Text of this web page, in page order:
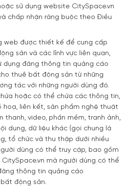
sử dụng website CitySpace.vn
chấp nhận ràng buộc theo Điều
web được thiết kế để cung cấp
sản và các lĩnh vực liên quan,
dụng đăng thông tin quảng cáo
thuê bất động sản từ những
tác với những người dùng đó.
hoặc có thể chứa các thông tin,
hoạ, liên kết, sản phẩm nghệ thuật
thanh, video, phần mềm, tranh ảnh,
dung, dữ liệu khác (gọi chung là
tổ chức và thu thập dưới nhiều
dùng có thể truy cập, bao gồm
mà người dùng có thể
thông tin quảng cáo
động sản.